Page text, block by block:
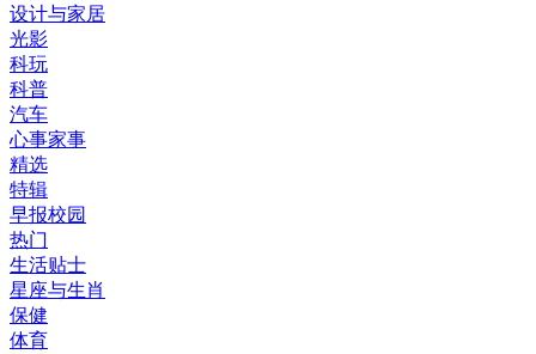
设计与家居
光影
科玩
科普
汽车
心事家事
精选
特辑
早报校园
热门
生活贴士
星座与生肖
保健
体育